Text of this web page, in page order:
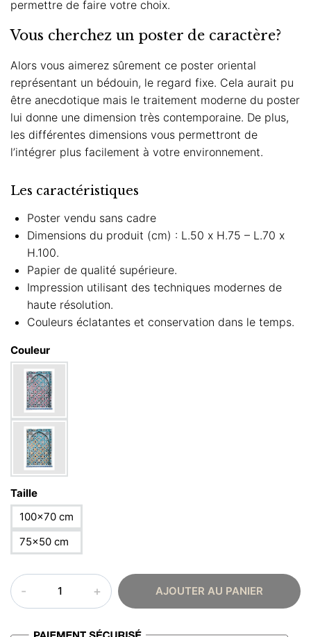
permettre de faire votre choix.
Vous cherchez un poster de caractère?
Alors vous aimerez sûrement ce poster oriental
représentant un bédouin, le regard fixe. Cela aurait pu
être anecdotique mais le traitement moderne du poster
lui donne une dimension très contemporaine. De plus,
les différentes dimensions vous permettront de
l’intégrer plus facilement à votre environnement.
Les caractéristiques
Poster vendu sans cadre
Dimensions du produit (cm) : L.50 x H.75 – L.70 x
H.100.
Papier de qualité supérieure.
Impression utilisant des techniques modernes de
haute résolution.
Couleurs éclatantes et conservation dans le temps.
Couleur
Taille
100×70 cm
75×50 cm
quantité
de
arabe
AJOUTER AU PANIER